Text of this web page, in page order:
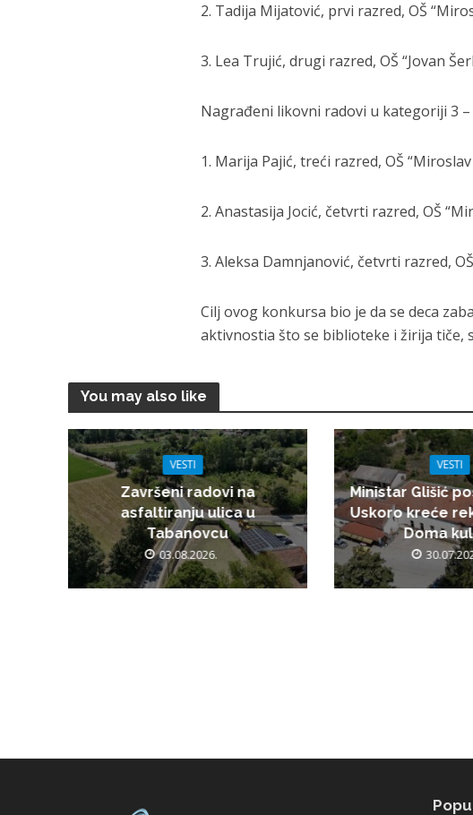
2. Tadija Mijatović, prvi razred, OŠ
3. Lea Trujić, drugi razred, OŠ “Jovan
Nagrađeni likovni radovi u kategoriji 3 –
1. Marija Pajić, treći razred, OŠ
2. Anastasija Jocić, četvrti razred, OŠ
3. Aleksa Damnjanović, četvrti razred,
Cilj ovog konkursa bio je da se deca
aktivnostia što se biblioteke i žirija tiče,
You may also like
VESTI
Završeni radovi na
asfaltiranju ulica u
Tabanovcu
03.08.2026.
VESTI
Ministar Glišić
Uskoro kreće
Doma